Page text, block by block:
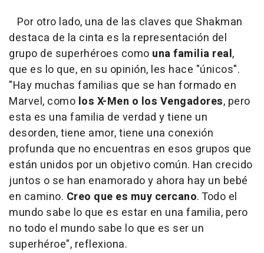
Por otro lado, una de las claves que Shakman
destaca de la cinta es la representación del
grupo de superhéroes como una familia real,
que es lo que, en su opinión, les hace "únicos".
"Hay muchas familias que se han formado en
Marvel, como los X-Men o los Vengadores, pero
esta es una familia de verdad y tiene un
desorden, tiene amor, tiene una conexión
profunda que no encuentras en esos grupos que
están unidos por un objetivo común. Han crecido
juntos o se han enamorado y ahora hay un bebé
en camino. Creo que es muy cercano. Todo el
mundo sabe lo que es estar en una familia, pero
no todo el mundo sabe lo que es ser un
superhéroe", reflexiona.